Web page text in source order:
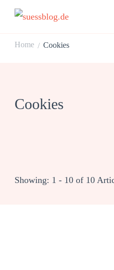
Home / Cookies
Cookies
Showing: 1 - 10 of 10